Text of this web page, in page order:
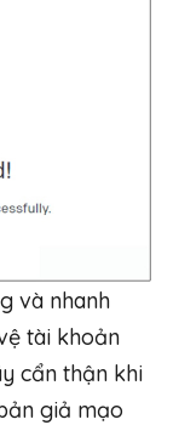
và nhanh
tài khoản
cẩn thận khi
giả mạo